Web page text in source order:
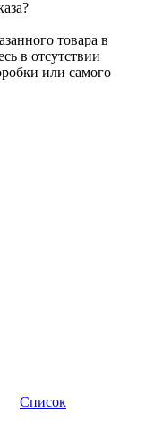
товара в
в отсутствии
или самого
Список